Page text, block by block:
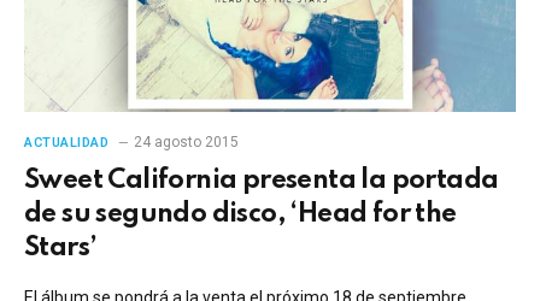
ACTUALIDAD 24 agosto 2015
Sweet California presenta la portada
de su segundo disco, ‘Head for the
Stars’